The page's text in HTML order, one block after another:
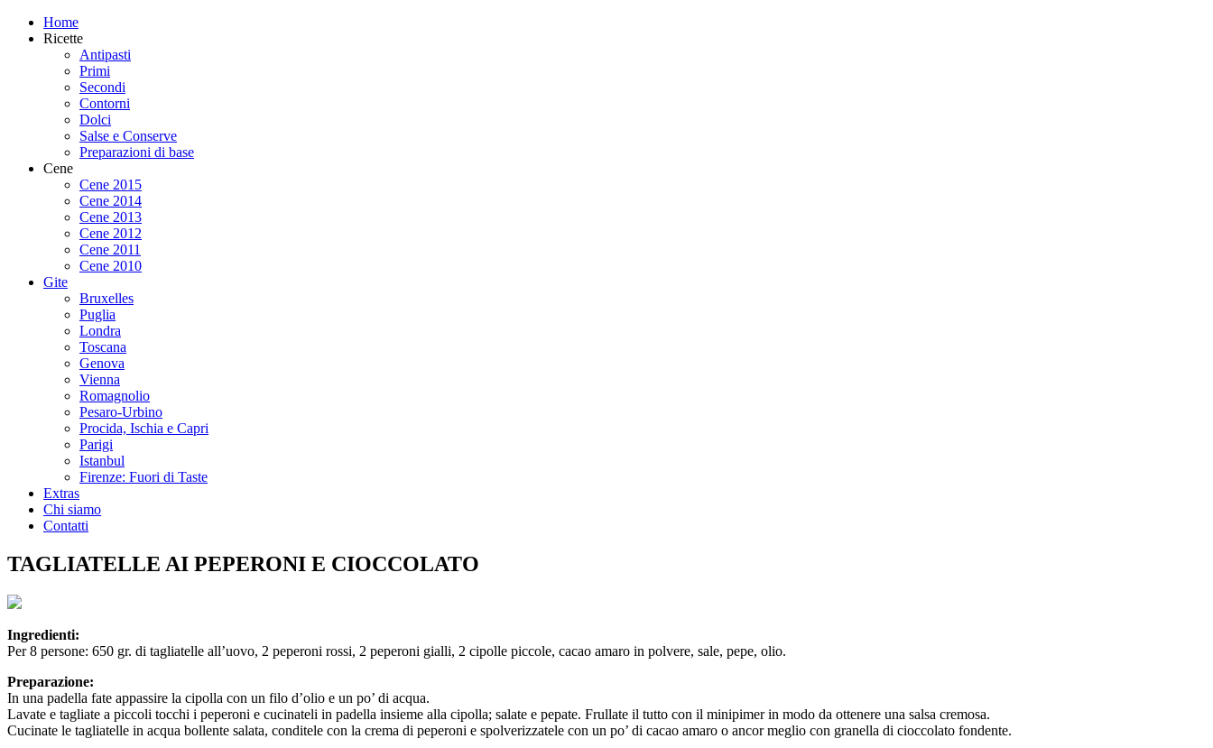
Home
Ricette
Antipasti
Primi
Secondi
Contorni
Dolci
Salse e Conserve
Preparazioni di base
Cene
Cene 2015
Cene 2014
Cene 2013
Cene 2012
Cene 2011
Cene 2010
Gite
Bruxelles
Puglia
Londra
Toscana
Genova
Vienna
Romagnolio
Pesaro-Urbino
Procida, Ischia e Capri
Parigi
Istanbul
Firenze: Fuori di Taste
Extras
Chi siamo
Contatti
TAGLIATELLE AI PEPERONI E CIOCCOLATO
Ingredienti:
Per 8 persone: 650 gr. di tagliatelle all’uovo, 2 peperoni rossi, 2 peperoni gialli, 2 cipolle piccole, cacao amaro in polvere, sale, pepe, olio.
Preparazione:
In una padella fate appassire la cipolla con un filo d’olio e un po’ di acqua.
Lavate e tagliate a piccoli tocchi i peperoni e cucinateli in padella insieme alla cipolla; salate e pepate. Frullate il tutto con il minipimer in modo da ottenere una salsa cremosa.
Cucinate le tagliatelle in acqua bollente salata, conditele con la crema di peperoni e spolverizzatele con un po’ di cacao amaro o ancor meglio con granella di cioccolato fondente.